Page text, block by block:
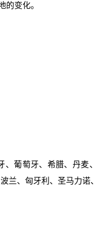
的变化。
葡萄牙、希腊、丹
、匈牙利、圣马力诺